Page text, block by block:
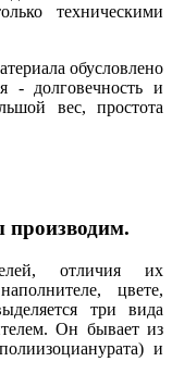
техническими
обусловлено
- долговечность и
вес, простота
производим.
отличия их
цвете,
три вида
Он бывает из
и